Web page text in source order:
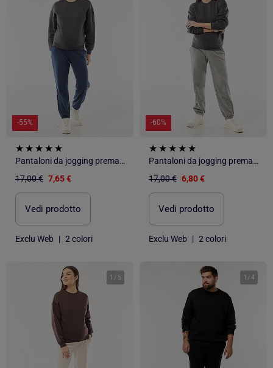
-55%
Pantaloni da jogging premaman in french terry
17,00 € 7,65 €
Vedi prodotto
Exclu Web | 2 colori
-60%
Pantaloni da jogging premaman in french terry
17,00 € 6,80 €
Vedi prodotto
Exclu Web | 2 colori
1 / 5 1 /4